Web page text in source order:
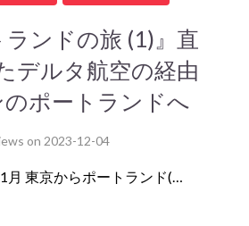
ランドの旅 (1)』直
デルタ航空の経由
ポートランドへ
on 2023-12-04
月 東京からポートランド(…